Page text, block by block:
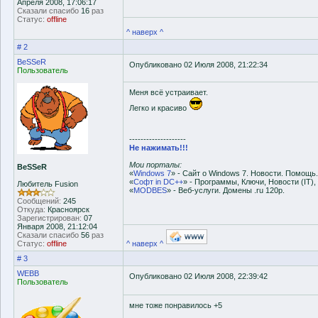
Апреля 2008, 17:06:17
Сказали спасибо 16раз
Статус: offline
^ наверх ^
# 2
BeSSeR
Пользователь
BeSSeR
Любитель Fusion
Сообщений: 245
Откуда: Красноярск
Зарегистрирован: 07
Января 2008, 21:12:04
Сказали спасибо 56раз
Статус: offline
Опубликовано 02 Июля 2008, 21:22:34
Меня всё устраивает.
Легко и красиво
--------------------
Не нажимать!!!
Мои порталы:
«Windows 7» - Сайт о Windows 7. Новости. Помощь.
«Софт in DC++» - Программы, Ключи, Новости (IT),
«MODBES» - Веб-услуги. Домены .ru 120р.
^ наверх ^
# 3
WEBB
Пользователь
Опубликовано 02 Июля 2008, 22:39:42
мне тоже понравилось +5